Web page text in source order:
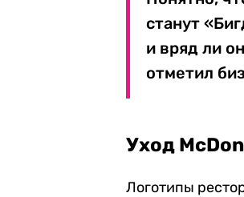
станут
и вряд ли
отметил
Уход
Логотипы